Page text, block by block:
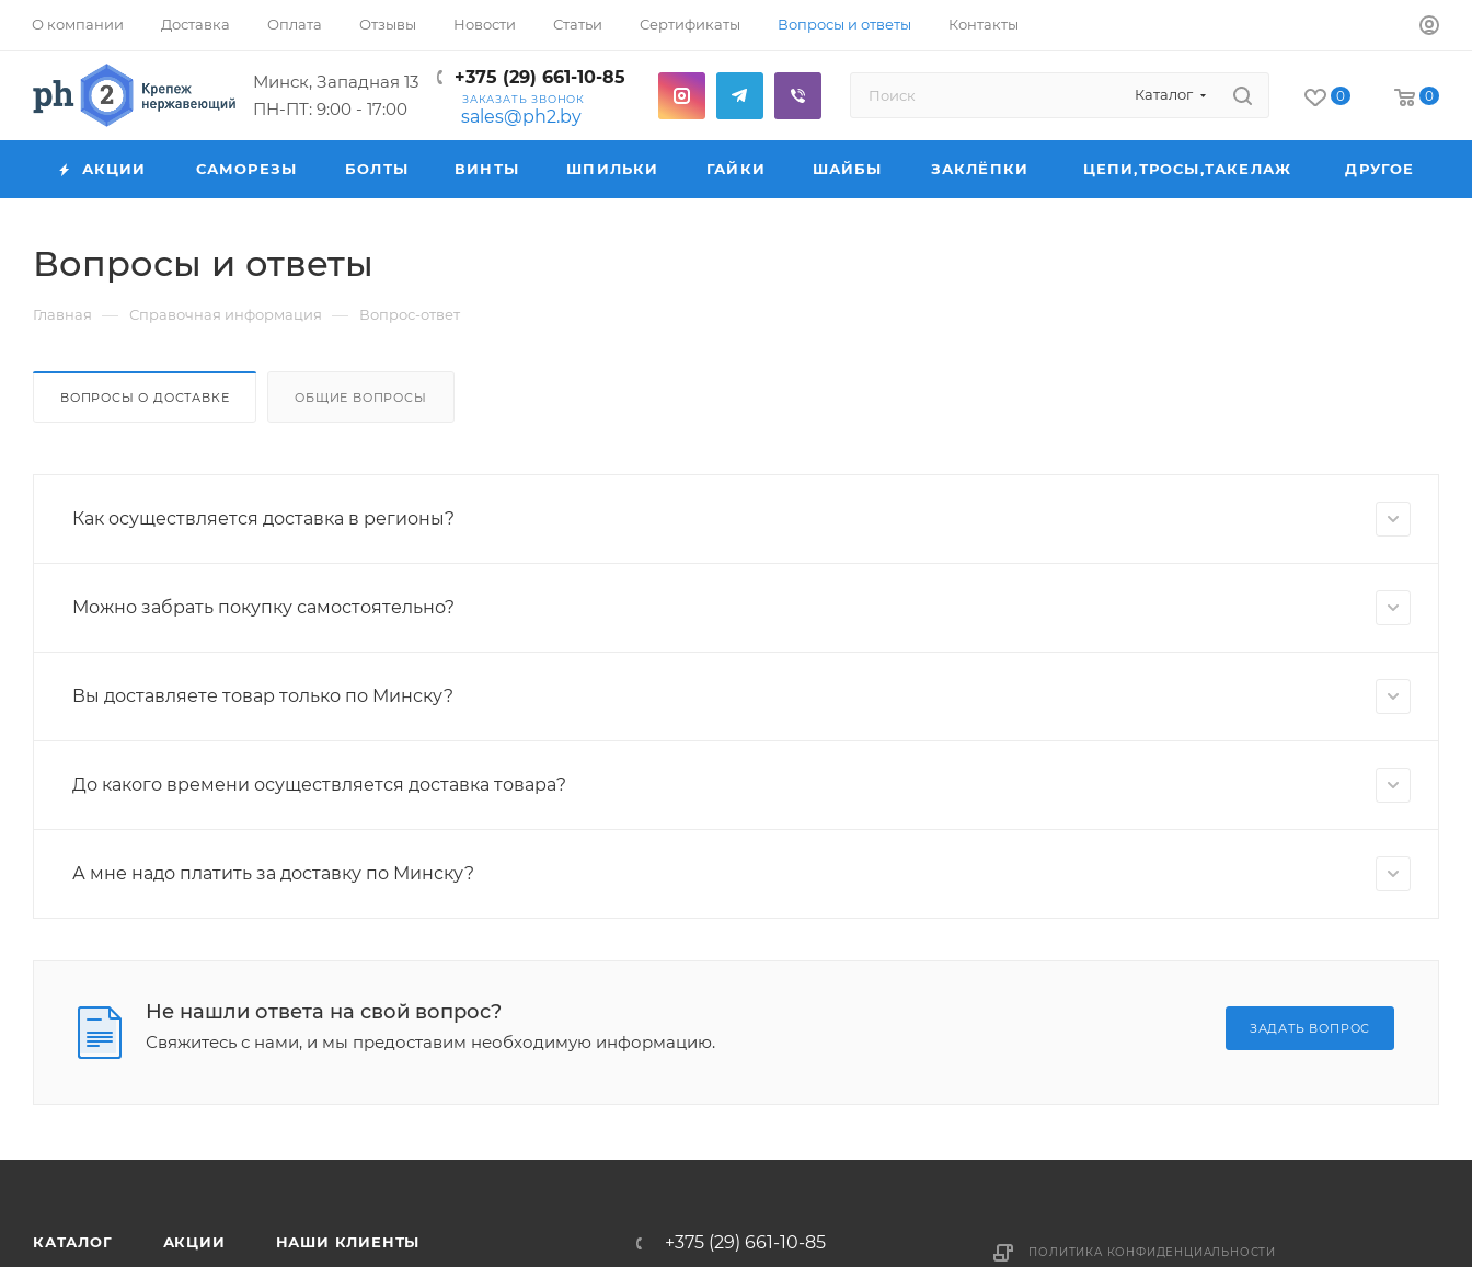
О компании Доставка Оплата Отзывы Новости Статьи Сертификаты Вопросы и ответы Контакты
Минск, Западная 13
ПН-ПТ: 9:00 - 17:00
+375 (29) 661-10-85
ЗАКАЗАТЬ ЗВОНОК
sales@ph2.by
Каталог 0 0
АКЦИИ САМОРЕЗЫ БОЛТЫ ВИНТЫ ШПИЛЬКИ ГАЙКИ ШАЙБЫ ЗАКЛЁПКИ ЦЕПИ,ТРОСЫ,ТАКЕЛАЖ ДРУГОЕ
Вопросы и ответы
Главная — Справочная информация — Вопрос-ответ
ВОПРОСЫ О ДОСТАВКЕ ОБЩИЕ ВОПРОСЫ
Как осуществляется доставка в регионы?
Можно забрать покупку самостоятельно?
Вы доставляете товар только по Минску?
До какого времени осуществляется доставка товара?
А мне надо платить за доставку по Минску?
Не нашли ответа на свой вопрос?
Свяжитесь с нами, и мы предоставим необходимую информацию.
ЗАДАТЬ ВОПРОС
КАТАЛОГ АКЦИИ НАШИ КЛИЕНТЫ
+375 (29) 661-10-85
ПОЛИТИКА КОНФИДЕНЦИАЛЬНОСТИ